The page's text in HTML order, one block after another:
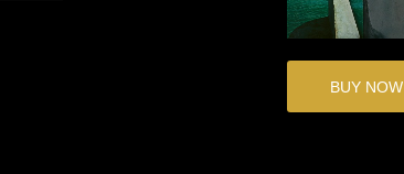
BUY NOW